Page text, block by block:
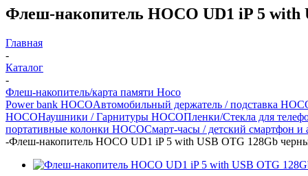
Флеш-накопитель HOCO UD1 iP 5 with
Главная
-
Каталог
-
Флеш-накопитель/карта памяти Hoco
Power bank HOCOАвтомобильный держатель / подставка
HOCOНаушники / Гарнитуры HOCOПленки/Стекла для
портативные колонки HOCOСмарт-часы / детский смартфон и
-Флеш-накопитель HOCO UD1 iP 5 with USB OTG 128Gb